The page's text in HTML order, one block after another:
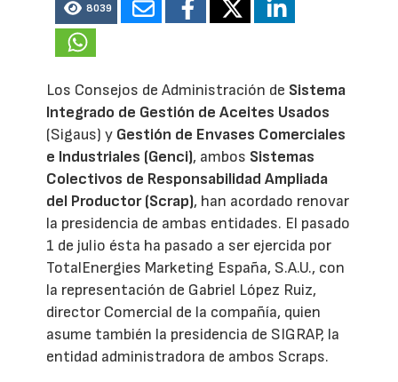
8039
Los Consejos de Administración de Sistema
Integrado de Gestión de Aceites Usados
(Sigaus) y Gestión de Envases Comerciales
e Industriales (Genci), ambos Sistemas
Colectivos de Responsabilidad Ampliada
del Productor (Scrap), han acordado renovar
la presidencia de ambas entidades. El pasado
1 de julio ésta ha pasado a ser ejercida por
TotalEnergies Marketing España, S.A.U., con
la representación de Gabriel López Ruiz,
director Comercial de la compañía, quien
asume también la presidencia de SIGRAP, la
entidad administradora de ambos Scraps.